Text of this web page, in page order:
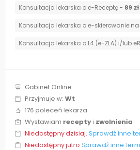
Konsultacja lekarska o e-Receptę - 89 zł
Konsultacja lekarska o e-skierowanie
Konsultacja lekarska o L4 (e-ZLA) i/lub
Gabinet Online
Przyjmuje w: Wt
176 poleceń lekarza
Wystawiam receptyi zwolnienia
Niedostępny dzisiaj. Sprawdź inne
Niedostępny jutro Sprawdź inne